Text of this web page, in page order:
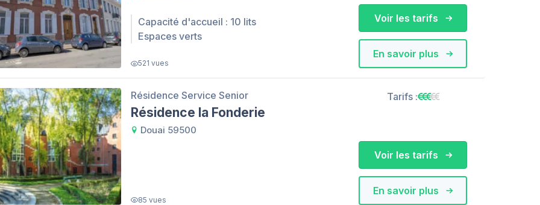
Capacité d'accueil : 10 lits
Espaces verts
521 vues
En savoir plus
Voir les tarifs
Résidence Service Senior
Résidence la Fonderie
Douai 59500
85 vues
Tarifs :
En savoir plus
Voir les tarifs